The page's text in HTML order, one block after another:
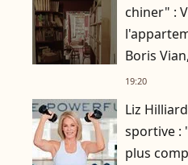
chiner" :
Boris
prisé de
19:20
Liz
sportive :
plus